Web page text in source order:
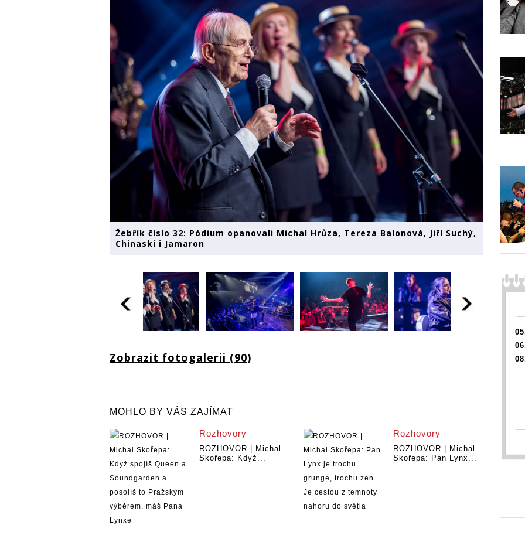
Žebřík číslo 32: Pódium opanovali Michal Hrůza, Tereza Balonová, Jiří Suchý,
Chinaski i Jamaron
Zobrazit fotogalerii (90)
MOHLO BY VÁS ZAJÍMAT
Rozhovory
ROZHOVOR | Michal
Skořepa: Když...
Rozhovory
ROZHOVOR | Michal
Skořepa: Pan Lynx...